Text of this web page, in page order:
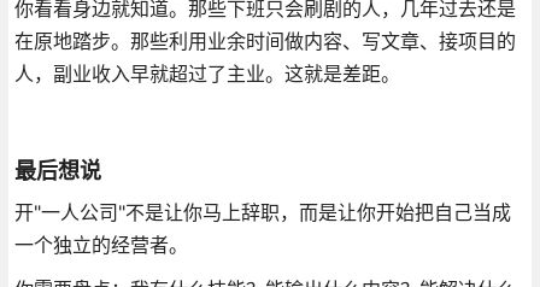
你看看身边就知道。那些下班只会刷剧的人，几年过去还是
在原地踏步。那些利用业余时间做内容、写文章、接项目的
人，副业收入早就超过了主业。这就是差距。
最后想说
开"一人公司"不是让你马上辞职，而是让你开始把自己当成
一个独立的经营者。